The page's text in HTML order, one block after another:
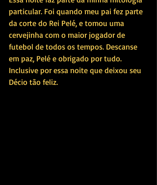
particular. Foi quando meu pai fez parte
da corte do Rei Pelé, e tomou uma
cervejinha com o maior jogador de
futebol de todos os tempos. Descanse
em paz, Pelé e obrigado por tudo.
Inclusive por essa noite que deixou seu
Décio tão feliz.